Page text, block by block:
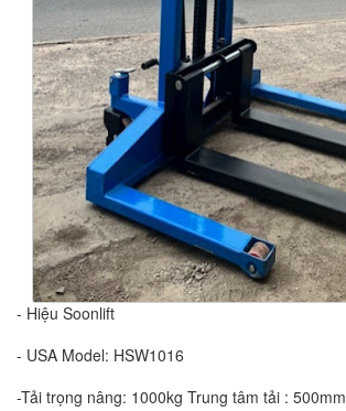
- Hiệu Soonlift
- USA Model: HSW1016
-Tải trọng nâng: 1000kg Trung tâm tải : 500mm